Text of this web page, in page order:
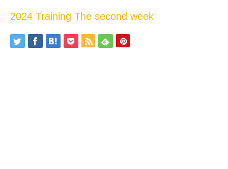
2024 Training The second week